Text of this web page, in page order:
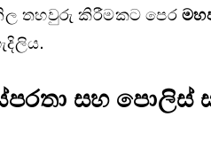
තහවුරු කිරීමකට පෙර
සහ